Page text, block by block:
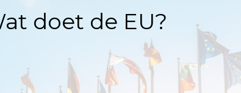
doet de EU?